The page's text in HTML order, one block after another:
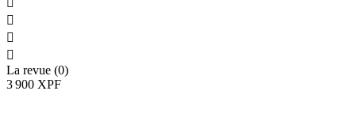




La revue (0)
3 900 XPF